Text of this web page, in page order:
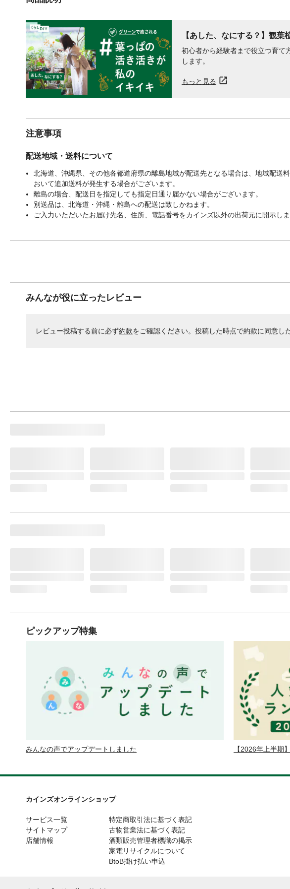
【あした、なにする？】観葉
初心者から経験者まで役立つ育て
します。
もっと見る
注意事項
配送地域・送料について
北海道、沖縄県、その他各都道府県の離島地域が配送先となる場合は、地域配
おいて追加送料が発生する場合がございます。
離島の場合、配送日を指定しても指定日通り届かない場合がございます。
別送品は、北海道・沖縄・離島への配送は致しかねます。
ご入力いただいたお届け先名、住所、電話番号をカインズ以外の出荷元に開示し
みんなが役に立ったレビュー
レビュー投稿する前に必ず約款をご確認ください。投稿した時点で約款に同意し
ピックアップ特集
みんなの声でアップデートしました 【2026年上半期
カインズオンラインショップ
サービス一覧
サイトマップ
店舗情報
特定商取引法に基づく表記
古物営業法に基づく表記
酒類販売管理者標識の掲示
家電リサイクルについて
BtoB掛け払い申込